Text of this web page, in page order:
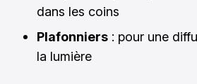
dans les coins
Plafonniers : pour une
la lumière